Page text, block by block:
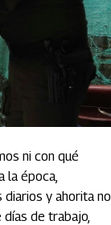
ni con qué
la época,
y ahorita no
de trabajo,